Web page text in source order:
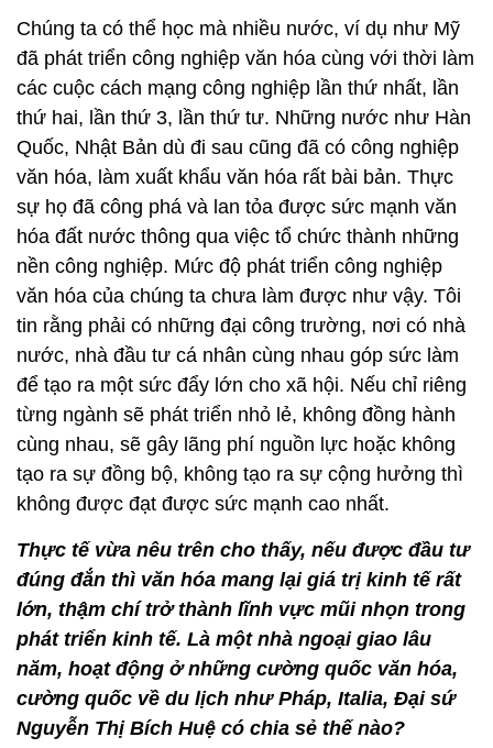
Chúng ta có thể học mà nhiều nước, ví dụ như Mỹ
đã phát triển công nghiệp văn hóa cùng với thời làm
các cuộc cách mạng công nghiệp lần thứ nhất, lần
thứ hai, lần thứ 3, lần thứ tư. Những nước như Hàn
Quốc, Nhật Bản dù đi sau cũng đã có công nghiệp
văn hóa, làm xuất khẩu văn hóa rất bài bản. Thực
sự họ đã công phá và lan tỏa được sức mạnh văn
hóa đất nước thông qua việc tổ chức thành những
nền công nghiệp. Mức độ phát triển công nghiệp
văn hóa của chúng ta chưa làm được như vậy. Tôi
tin rằng phải có những đại công trường, nơi có nhà
nước, nhà đầu tư cá nhân cùng nhau góp sức làm
để tạo ra một sức đẩy lớn cho xã hội. Nếu chỉ riêng
từng ngành sẽ phát triển nhỏ lẻ, không đồng hành
cùng nhau, sẽ gây lãng phí nguồn lực hoặc không
tạo ra sự đồng bộ, không tạo ra sự cộng hưởng thì
không được đạt được sức mạnh cao nhất.
Thực tế vừa nêu trên cho thấy, nếu được đầu tư
đúng đắn thì văn hóa mang lại giá trị kinh tế rất
lớn, thậm chí trở thành lĩnh vực mũi nhọn trong
phát triển kinh tế. Là một nhà ngoại giao lâu
năm, hoạt động ở những cường quốc văn hóa,
cường quốc về du lịch như Pháp, Italia, Đại sứ
Nguyễn Thị Bích Huệ có chia sẻ thế nào?